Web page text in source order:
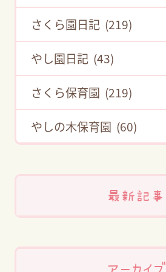
さくら園日記 (219)
やし園日記 (43)
さくら保育園 (219)
やしの木保育園 (60)
最新記事
アーカイブ